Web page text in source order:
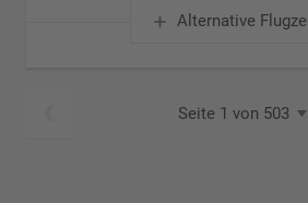
Alternative
Seite 1 von 503